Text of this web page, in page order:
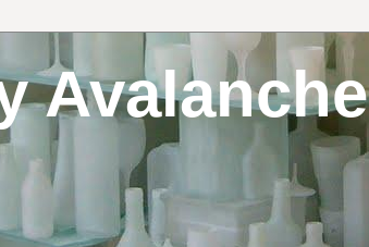
Avalanche